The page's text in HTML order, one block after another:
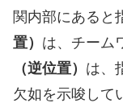
関内部にあると
置） は、チーム
（逆位置） は、
欠如を示唆して